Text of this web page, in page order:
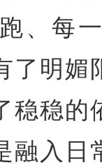
、每
了明媚
稳稳
融入日